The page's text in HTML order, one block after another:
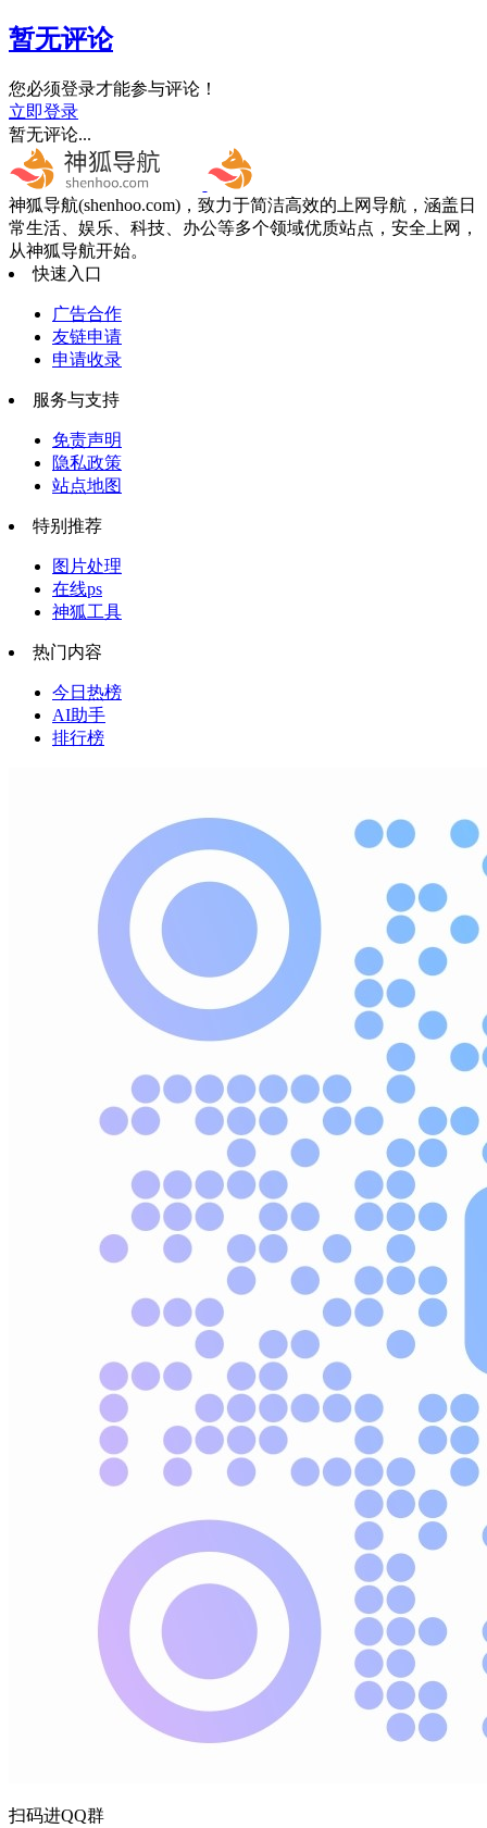
暂无评论
您必须登录才能参与评论！
立即登录
暂无评论...
神狐导航(shenhoo.com)，致力于简洁高效的上网导航，涵盖日
常生活、娱乐、科技、办公等多个领域优质站点，安全上网，
从神狐导航开始。
快速入口
广告合作
友链申请
申请收录
服务与支持
免责声明
隐私政策
站点地图
特别推荐
图片处理
在线ps
神狐工具
热门内容
今日热榜
AI助手
排行榜
扫码进QQ群